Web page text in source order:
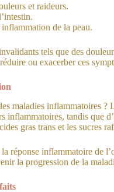
et raideurs.
de la peau.
tels que des
ou exacerber ces
maladies inflammatoires
tandis que
gras trans et les sucres
réponse inflammatoire de
la progression de la